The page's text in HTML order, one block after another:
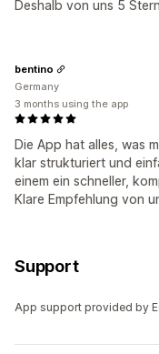
Deshalb von uns 5
Die App hat alles, was
klar strukturiert und
einem ein schneller,
Klare Empfehlung von
bentino
Germany
3 months using the app
Support
App support provided by